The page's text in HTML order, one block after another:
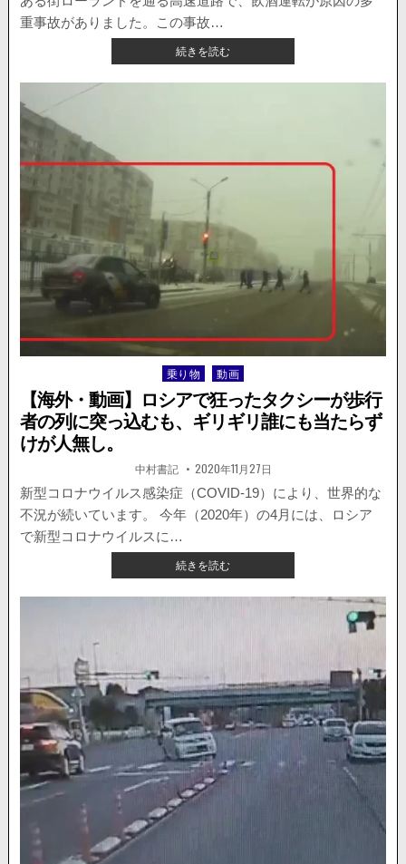
画
が
公
重事故がありました。この事故…
続きを読む【海
外
ニ
画】
路
飲
酒
が
原
因
の
多
重
故
が
発
生。
人
負
傷。
ド
公
開。
Posted
in
乗り物 動画
【海外・動画】ロシアで狂ったタクシーが歩行
者の列に突っ込むも、ギリギリ誰にも当たらず
けが人無し。
著
者:
中村書記 掲
載
日：
2020年11月27日
新型コロナウイルス感染症（COVID-19）により、世界的な
不況が続いています。 今年（2020年）の4月には、ロシア
で新型コロナウイルスに…
続きを読む【海
外・
動
で
狂
っ
た
ク